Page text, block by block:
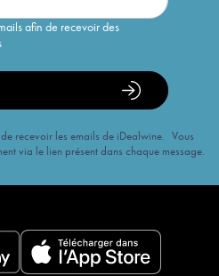
afin de recevoir des
recevoir les emails de iDealwine. Vous
via le lien présent dans chaque message.